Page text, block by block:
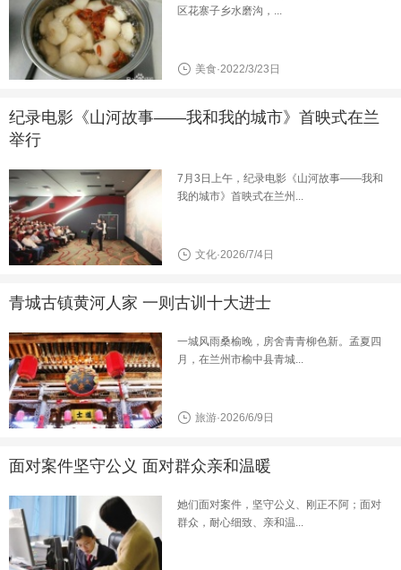
区花寨子乡水磨沟，...
美食·2022/3/23日
纪录电影《山河故事——我和我的城市》首映式在兰
举行
7月3日上午，纪录电影《山河故事——我和
我的城市》首映式在兰州...
文化·2026/7/4日
青城古镇黄河人家 一则古训十大进士
一城风雨桑榆晚，房舍青青柳色新。孟夏四
月，在兰州市榆中县青城...
旅游·2026/6/9日
面对案件坚守公义 面对群众亲和温暖
她们面对案件，坚守公义、刚正不阿；面对
群众，耐心细致、亲和温...